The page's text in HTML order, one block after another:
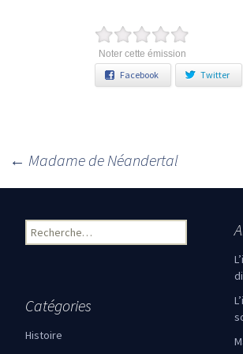
Noter cette émission
Facebook Twitter
des articles
← Madame de Néandertal
Rechercher :
Catégories
Histoire